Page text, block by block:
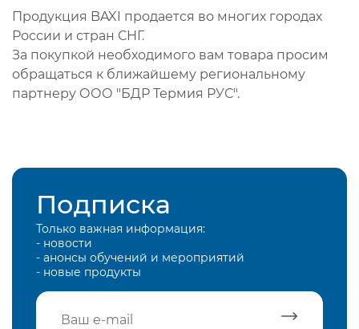
Продукция BAXI продается во многих городах
России и стран СНГ.
За покупкой необходимого вам товара просим
обращаться к ближайшему региональному
партнеру ООО "БДР Термия РУС".
Подписка
Только важная информация:
- новости
- анонсы обучений и мероприятий
- новые продукты